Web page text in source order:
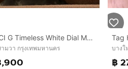
GUCCI G Timeless White Dial Men’s Date Watch Original YA126401
ามวา กรุงเทพมหานคร บาง
฿